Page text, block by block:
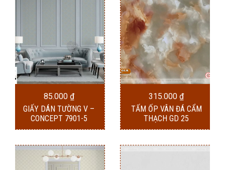
85.000 ₫
GIẤY DÁN TƯỜNG V –
CONCEPT 7901-5
315.000 ₫
TẤM ỐP VÂN ĐÁ CẨM
THẠCH GD 25